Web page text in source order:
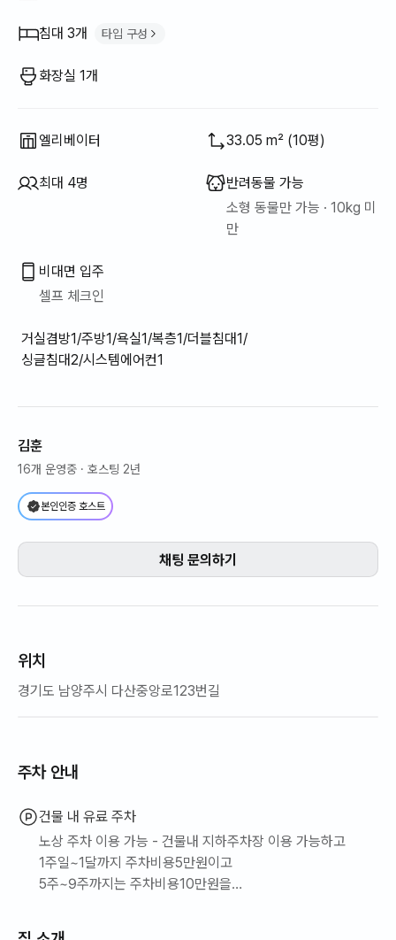
침대 3개 타입 구성
더블 침대 1
화장실 1개
엘리베이터 33.05 m² (10평)
최대 4명
반려동물 가능
소형 동물만 가능 · 10kg 미
만
비대면 입주
셀프 체크인
거실겸방1/주방1/욕실1/복층1/더블침대1/
싱글침대2/시스템에어컨1
김훈
16개 운영중 · 호스팅 2년
본인인증 호스트
채팅 문의하기
위치
경기도 남양주시 다산중앙로123번길
주차 안내
건물 내 유료 주차
노상 주차 이용 가능 - 건물내 지하주차장 이용 가능하고
1주일~1달까지 주차비용5만원이고
5주~9주까지는 주차비용10만원을
100미터 다산역 주변에 요령껏 무료주차